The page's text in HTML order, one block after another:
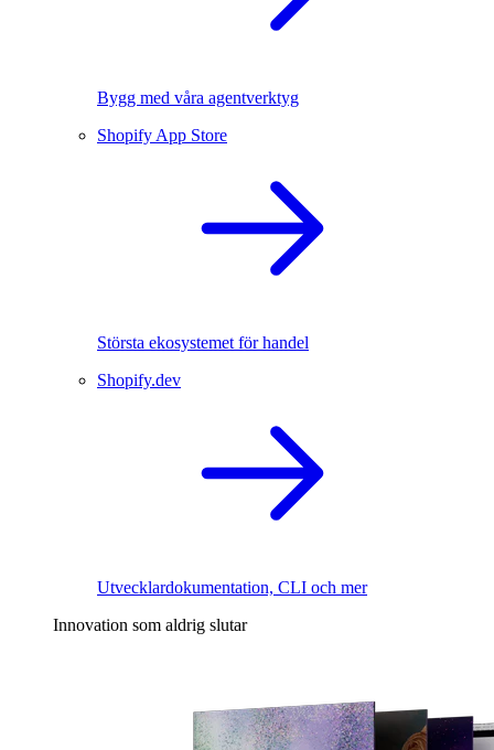
Bygg med våra agentverktyg
Shopify App Store
Största ekosystemet för handel
Shopify.dev
Utvecklardokumentation, CLI och mer
Innovation som aldrig slutar